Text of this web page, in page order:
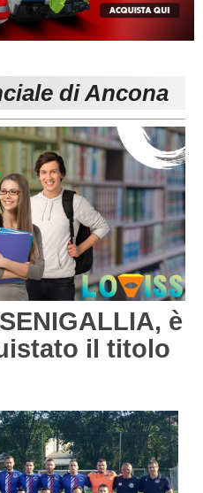
Carica la tua Rosa
di Ancona
è
il titolo